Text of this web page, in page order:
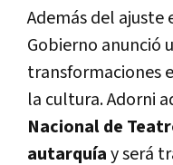
Además del ajuste
Gobierno anunció
transformaciones
la cultura. Adorni
Nacional de
autarquíay será